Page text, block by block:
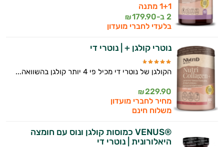
1+1 מתנה
2 ב-
179.90
₪
בלעדי לחברי מועדון
נוטרי קולגן + | נוטרי די
הקולגן של נוטרי די מכיל פי 4 יותר קולגן בהשוואה...
229.90
₪
מחיר לחברי מועדון
משלוח חינם
®VENUS כמוסות קולגן ונוס עם חומצה
היאלורונית | נוטרי די